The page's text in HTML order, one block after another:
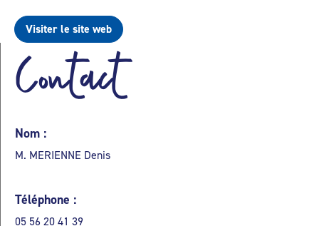
Visiter le site web
Contact
Nom :
M. MERIENNE Denis
Téléphone :
05 56 20 41 39